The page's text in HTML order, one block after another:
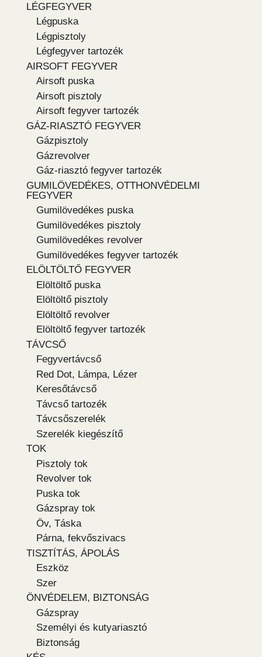
LÉGFEGYVER
Légpuska
Légpisztoly
Légfegyver tartozék
AIRSOFT FEGYVER
Airsoft puska
Airsoft pisztoly
Airsoft fegyver tartozék
GÁZ-RIASZTÓ FEGYVER
Gázpisztoly
Gázrevolver
Gáz-riasztó fegyver tartozék
GUMILÖVEDÉKES, OTTHONVÉDELMI
FEGYVER
Gumilövedékes puska
Gumilövedékes pisztoly
Gumilövedékes revolver
Gumilövedékes fegyver tartozék
ELÖLTÖLTŐ FEGYVER
Elöltöltő puska
Elöltöltő pisztoly
Elöltöltő revolver
Elöltöltő fegyver tartozék
TÁVCSŐ
Fegyvertávcső
Red Dot, Lámpa, Lézer
Keresőtávcső
Távcső tartozék
Távcsőszerelék
Szerelék kiegészítő
TOK
Pisztoly tok
Revolver tok
Puska tok
Gázspray tok
Öv, Táska
Párna, fekvőszivacs
TISZTÍTÁS, ÁPOLÁS
Eszköz
Szer
ÖNVÉDELEM, BIZTONSÁG
Gázspray
Személyi és kutyariasztó
Biztonság